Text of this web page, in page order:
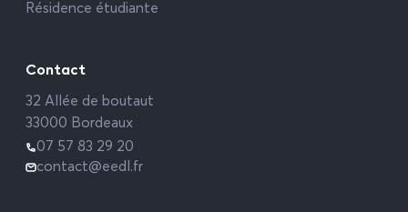
Résidence étudiante
Contact
32 Allée de boutaut
33000 Bordeaux
07 57 83 29 20
contact@eedl.fr